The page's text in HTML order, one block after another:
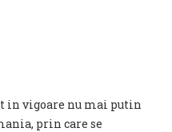
in vigoare nu mai putin
prin care se